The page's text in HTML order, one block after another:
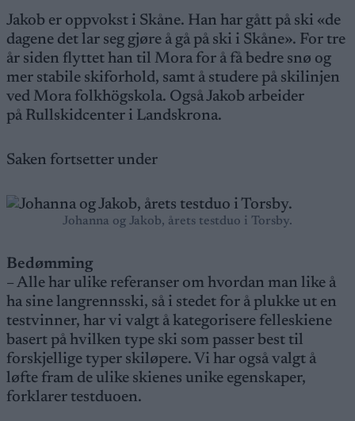
Jakob er oppvokst i Skåne. Han har gått på ski «de
dagene det lar seg gjøre å gå på ski i Skåne». For tre
år siden flyttet han til Mora for å få bedre snø og
mer stabile skiforhold, samt å studere på skilinjen
ved Mora folkhögskola. Også Jakob arbeider
på Rullskidcenter i Landskrona.
Saken fortsetter under
Johanna og Jakob, årets testduo i Torsby.
Bedømming
– Alle har ulike referanser om hvordan man like å
ha sine langrennsski, så i stedet for å plukke ut en
testvinner, har vi valgt å kategorisere felleskiene
basert på hvilken type ski som passer best til
forskjellige typer skiløpere. Vi har også valgt å
løfte fram de ulike skienes unike egenskaper,
forklarer testduoen.